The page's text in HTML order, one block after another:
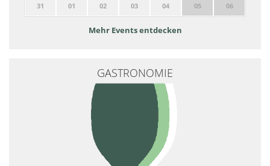
31 01 02 03 04 05 06
Mehr Events entdecken
GASTRONOMIE